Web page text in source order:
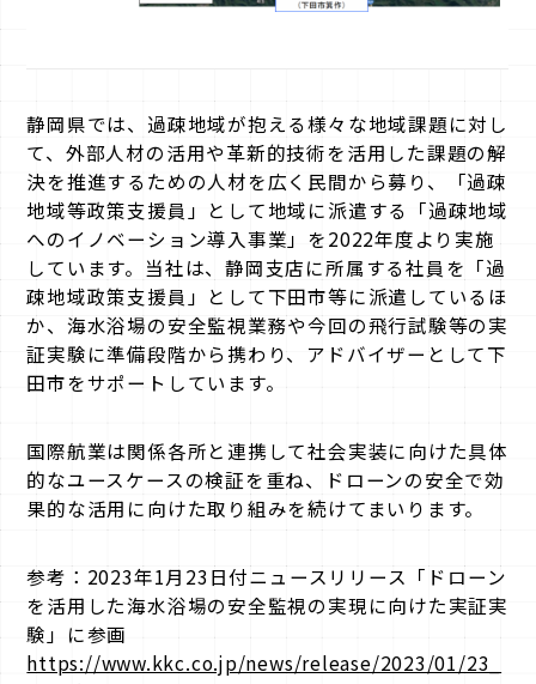
静岡県では、過疎地域が抱える様々な地域課題に対し
て、外部人材の活用や革新的技術を活用した課題の解
決を推進するための人材を広く民間から募り、「過疎
地域等政策支援員」として地域に派遣する「過疎地域
へのイノベーション導入事業」を2022年度より実施
しています。当社は、静岡支店に所属する社員を「過
疎地域政策支援員」として下田市等に派遣しているほ
か、海水浴場の安全監視業務や今回の飛行試験等の実
証実験に準備段階から携わり、アドバイザーとして下
田市をサポートしています。
国際航業は関係各所と連携して社会実装に向けた具体
的なユースケースの検証を重ね、ドローンの安全で効
果的な活用に向けた取り組みを続けてまいります。
参考：2023年1月23日付ニュースリリース「ドローン
を活用した海水浴場の安全監視の実現に向けた実証実
験」に参画
https://www.kkc.co.jp/news/release/2023/01/23_